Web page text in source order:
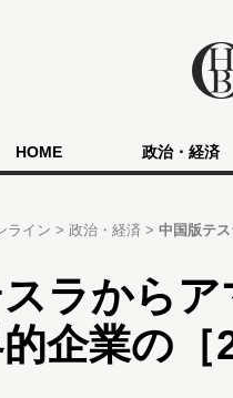
HOME 政治・経済
ライン 政治・経済
中国版テ
ラから
企業の